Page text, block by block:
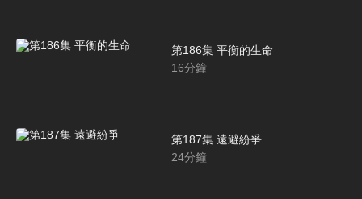
第186集 平衡的生命
16分鐘
第187集 遠避紛爭
24分鐘